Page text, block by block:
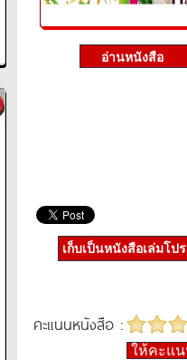
เก็บเป็นหนังสือเล่มโป
คะแนนหนังสือ :
ให้คะแ